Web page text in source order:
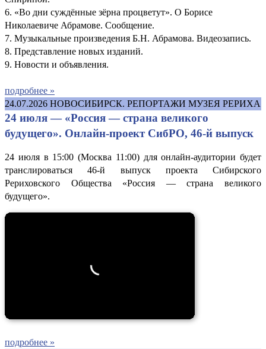
6. «Во дни суждённые зёрна процветут». О Борисе
Николаевиче Абрамове. Сообщение.
7. Музыкальные произведения Б.Н. Абрамова. Видеозапись.
8. Представление новых изданий.
9. Новости и объявления.
подробнее »
24.07.2026 НОВОСИБИРСК. РЕПОРТАЖИ МУЗЕЯ РЕРИХА
24 июля — «Россия — страна великого
будущего». Онлайн-проект СибРО, 46-й выпуск
24 июля в 15:00 (Москва 11:00) для онлайн-аудитории будет
транслироваться 46-й выпуск проекта Сибирского
Рериховского Общества «Россия — страна великого
будущего».
подробнее »